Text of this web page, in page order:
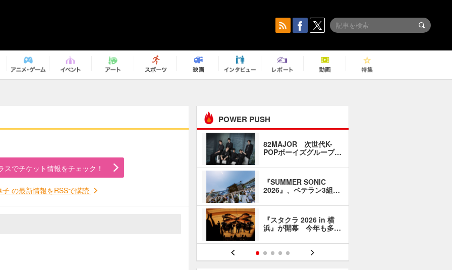
スでチケット情報をチェック！
子 の最新情報をRSSで購読
POWER PUSH
82MAJOR 次世代K-
POPボーイズグループ…
『SUMMER SONIC
2026』、ベテラン3組…
『スタクラ 2026 in 横
浜』が開幕 今年も多…